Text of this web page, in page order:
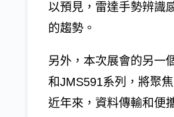
以預見，雷達手勢辨識
的趨勢。
另外，本次展會的另一
和JMS591系列，將聚
近年來，資料傳輸和便